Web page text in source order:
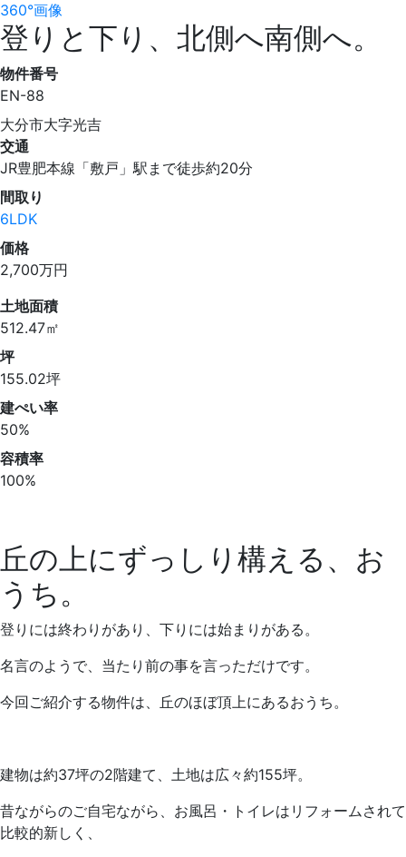
360°画像
登りと下り、北側へ南側へ。
物件番号
EN-88
大分市大字光吉
交通
JR豊肥本線「敷戸」駅まで徒歩約20分
間取り
6LDK
価格
2,700万円
土地面積
512.47㎡
坪
155.02坪
建ぺい率
50%
容積率
100%
丘の上にずっしり構える、お
うち。
登りには終わりがあり、下りには始まりがある。
名言のようで、当たり前の事を言っただけです。
今回ご紹介する物件は、丘のほぼ頂上にあるおうち。
建物は約37坪の2階建て、土地は広々約155坪。
昔ながらのご自宅ながら、お風呂・トイレはリフォームされて
比較的新しく、